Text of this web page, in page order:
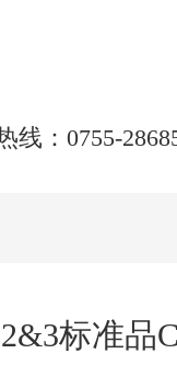
线：0755-
标准品